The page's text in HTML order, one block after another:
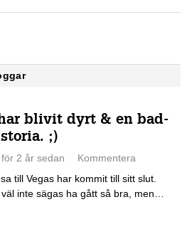
blivit dyrt & en bad-
;)
2 år sedan
Kommentera
till Vegas har kommit till sitt slut.
inte sägas ha gått så bra, men…